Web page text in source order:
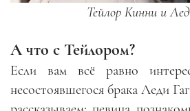
Тейлор Кинни и
А что с Тейлором?
Если вам всё равно
несостоявшегося брака Леди